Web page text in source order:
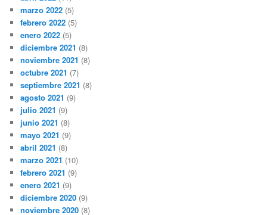
marzo 2022 (5)
febrero 2022 (5)
enero 2022 (5)
diciembre 2021 (8)
noviembre 2021 (8)
octubre 2021 (7)
septiembre 2021 (8)
agosto 2021 (9)
julio 2021 (9)
junio 2021 (8)
mayo 2021 (9)
abril 2021 (8)
marzo 2021 (10)
febrero 2021 (9)
enero 2021 (9)
diciembre 2020 (9)
noviembre 2020 (8)